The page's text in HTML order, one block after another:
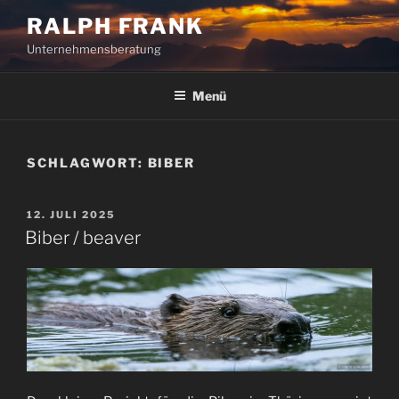
Inhalt
springen
RALPH FRANK
Unternehmensberatung
Menü
SCHLAGWORT: BIBER
VERÖFFENTLICHT
AM
12. JULI 2025
Biber / beaver